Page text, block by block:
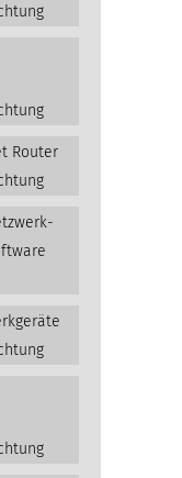
Router